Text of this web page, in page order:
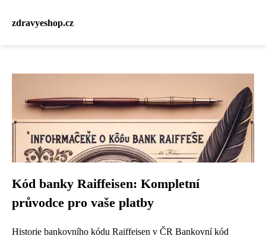
zdravyeshop.cz
Kód banky Raiffeisen: Kompletní
průvodce pro vaše platby
Historie bankovního kódu Raiffeisen v ČR Bankovní kód